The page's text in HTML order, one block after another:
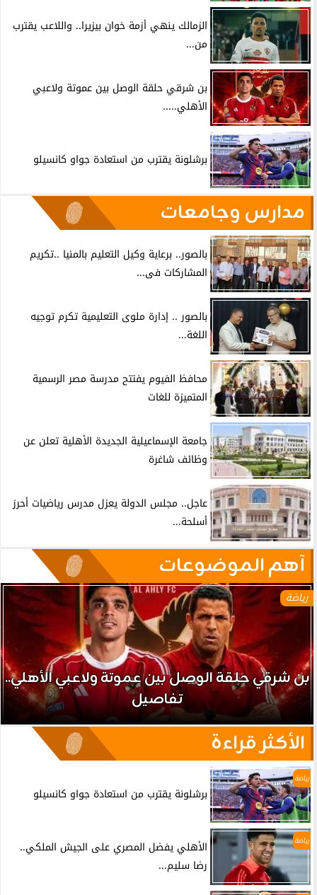
الزمالك ينهي أزمة خوان بيزيرا.. واللاعب يقترب
من...
بن شرقي حلقة الوصل بين عموتة ولاعبي
الأهلي.....
برشلونة يقترب من استعادة جواو كانسيلو
مدارس وجامعات
بالصور.. برعاية وكيل التعليم بالمنيا ..تكريم
المشاركات فى...
بالصور .. إدارة ملوى التعليمية تكرم توجيه
اللغة...
محافظ الفيوم يفتتح مدرسة مصر الرسمية
المتميزة للغات
جامعة الإسماعيلية الجديدة الأهلية تعلن عن
وظائف شاغرة
عاجل.. مجلس الدولة يعزل مدرس رياضيات أحرز
أسلحة...
آهم الموضوعات
رياضة
بن شرقي حلقة الوصل بين عموتة ولاعبي الأهلي..
تفاصيل
الأكثر قراءة
رياضة
برشلونة يقترب من استعادة جواو كانسيلو
رياضة
الأهلي يفضل المصري على الجيش الملكي..
رضا سليم...